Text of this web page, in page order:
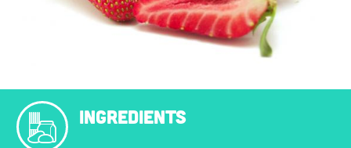
INGREDIENTS